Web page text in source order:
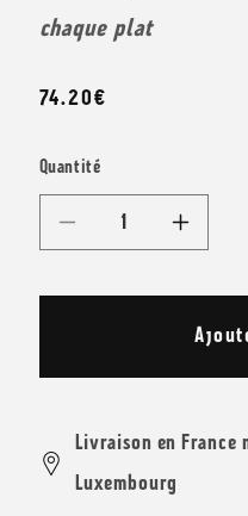
chaque plat
Prix
74.20€
Quantité
Réduire
Coffret
et
Délices
de
et
Livraison en
Luxembourg